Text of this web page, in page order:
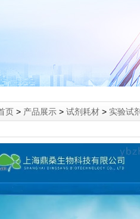
页 > 产品展示 > 试剂耗材 > 实验试